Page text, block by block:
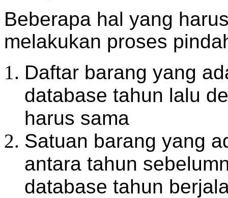
Beberapa hal yang
melakukan proses
Daftar barang yang
database tahun lalu
harus sama
Satuan barang yang
antara tahun
database tahun